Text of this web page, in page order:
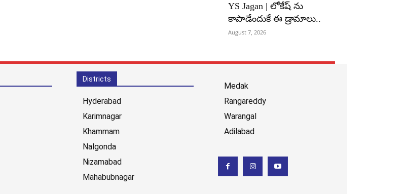
YS Jagan | లోకేష్ ను
కాపాడేందుకే ఈ డ్రామాలు..
August 7, 2026
Districts
Hyderabad
Karimnagar
Khammam
Nalgonda
Nizamabad
Mahabubnagar
Medak
Rangareddy
Warangal
Adilabad